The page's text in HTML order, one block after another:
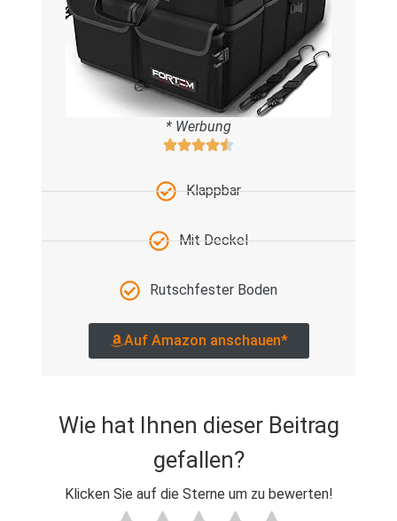
* Werbung
Klappbar
Mit Deckel
Rutschfester Boden
Auf Amazon anschauen*
Wie hat Ihnen dieser Beitrag
gefallen?
Klicken Sie auf die Sterne um zu bewerten!